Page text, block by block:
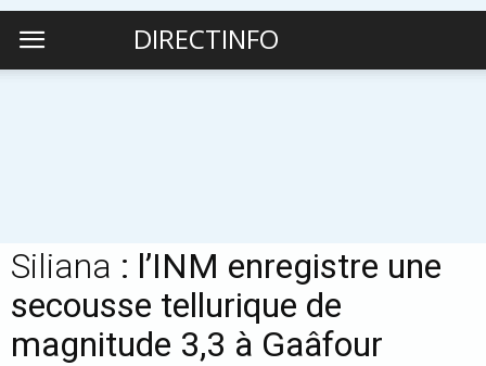
DIRECTINFO
Siliana : l’INM enregistre une
secousse tellurique de
magnitude 3,3 à Gaâfour